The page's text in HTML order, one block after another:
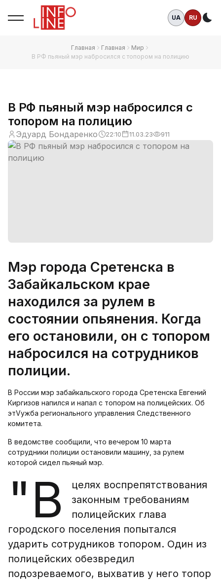
UA RU
Главная Главная
Мир
В РФ пьяный мэр набросился с топором на полицию
В РФ пьяный мэр набросился с
топором на полицию
Эдуард Бондаренко 22:10 11.03.23 911
Мэр города Сретенска в
Забайкальском крае
находился за рулем в
состоянии опьянения. Когда
его остановили, он с топором
набросился на сотрудников
полиции.
В России мэр забайкальского города Сретенска Евгений
Киргизов напился и напал с топором на полицейских. Об
этVужба регионального управления Следственного
комитета.
В ведомстве сообщили, что вечером 10 марта
сотрудники полиции остановили машину, за рулем
которой сидел пьяный мэр.
"В
целях воспрепятствования
законным требованиям
полицейских глава
городского поселения попытался
ударить сотрудников топором. Один из
полицейских обезвредил
подозреваемого, выхватив у него топор